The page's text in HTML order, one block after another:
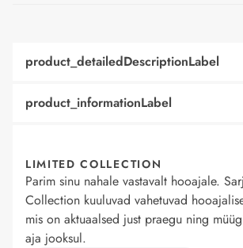
product_detailedDescriptionLabel
product_informationLabel
LIMITED COLLECTION
Parim sinu nahale vastavalt hooajale.
Collection kuuluvad vahetuvad
mis on aktuaalsed just praegu ning
aja jooksul.